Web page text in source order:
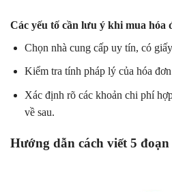
Các yếu tố cần lưu ý khi mua hóa
Chọn nhà cung cấp uy tín, có
Kiểm tra tính pháp lý của hóa
Xác định rõ các khoản chi phí
về sau.
Hướng dẫn cách viết 5